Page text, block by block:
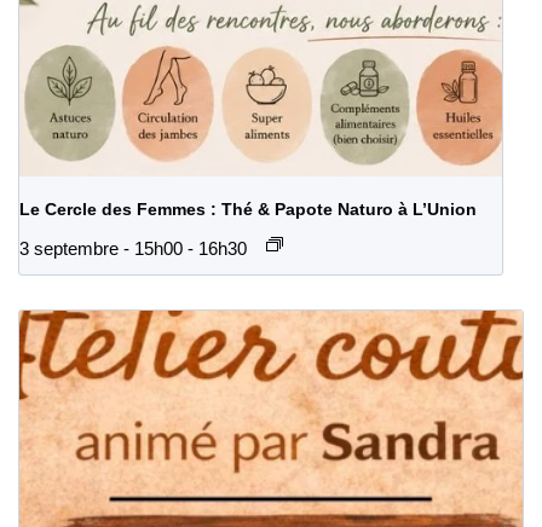
Le Cercle des Femmes : Thé & Papote Naturo à L’Union
3 septembre - 15h00 - 16h30